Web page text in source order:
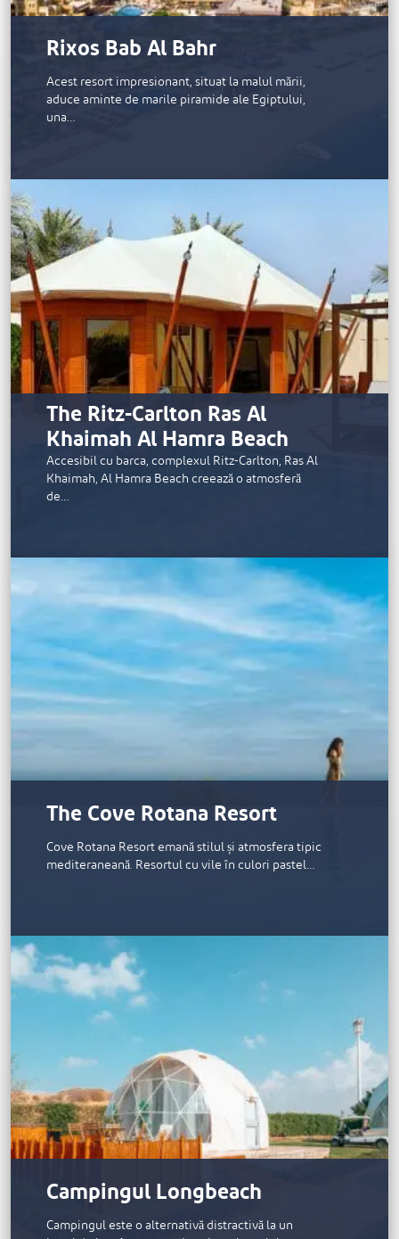
Rixos Bab Al Bahr
Acest resort impresionant, situat la malul mării,
aduce aminte de marile piramide ale Egiptului,
una…
The Ritz-Carlton Ras Al
Khaimah Al Hamra Beach
Accesibil cu barca, complexul Ritz-Carlton, Ras Al
Khaimah, Al Hamra Beach creează o atmosferă
de…
The Cove Rotana Resort
Cove Rotana Resort emană stilul și atmosfera tipic
mediteraneană. Resortul cu vile în culori pastel…
Campingul Longbeach
Campingul este o alternativă distractivă la un